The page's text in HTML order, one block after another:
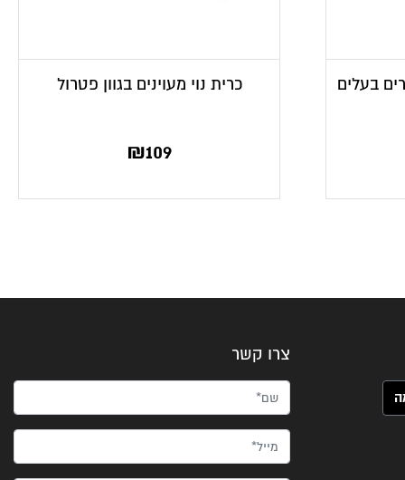
בעלים כרית נוי מעוינים בגוון פטרול
₪109
צרו קשר
שם*
מייל*